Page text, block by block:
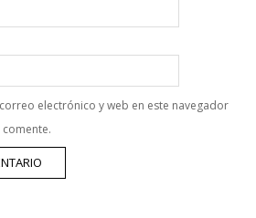
electrónico y web en este navegador